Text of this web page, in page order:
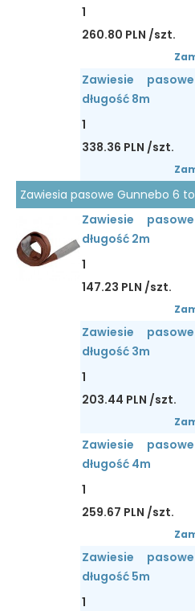
1
260.80 PLN /szt.
Zawiesie
długość 8m
1
338.36 PLN /szt.
Zawiesia pasowe Gunnebo 6
Zawiesie
długość 2m
1
147.23 PLN /szt.
Zawiesie
długość 3m
1
203.44 PLN /szt.
Zawiesie
długość 4m
1
259.67 PLN /szt.
Zawiesie
długość 5m
1